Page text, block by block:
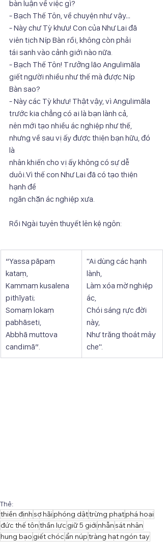
bàn luận về việc gì?
- Bạch Thế Tôn, về chuyện như vậy…
- Này chư Tỳ khưu! Con của Như Lai đã
viên tịch Níp Bàn rồi, không còn phải
tái sanh vào cảnh giới nào nữa.
- Bạch Thế Tôn! Trưởng lão Angulimāla
giết người nhiều như thế mà được Níp
Bàn sao?
- Này các Tỳ khưu! Thật vậy, vì Angulimāla
trước kia chẳng có ai là bạn lành cả,
nên mới tạo nhiều ác nghiệp như thế,
nhưng về sau vị ấy được thiện bạn hữu, đó
là
nhân khiến cho vị ấy không có sự dễ
duôi.Vì thế con Như Lai đã có tạo thiện
hạnh để
ngăn chặn ác nghiệp xưa.
Rồi Ngài tuyên thuyết lên kệ ngôn:
“Yassa pāpaṃ
kataṃ,
Kammaṃ kusalena
pithīyati;
Somaṃ lokaṃ
pabhāseti,
Abbhā muttova
candimā”.
"Ai dùng các hạnh
lành,
Làm xóa mờ nghiệp
ác,
Chói sáng rực đời
này,
Như trăng thoát mây
che".
Thẻ:
thiền địnhsợ hãiphóng dậttrừng phạtphá hoại
đức thế tônthần lựcgiữ 5 giớinhẫnsát nhân
hung bạogiết chóc ẩn núptràng hạt ngón tay